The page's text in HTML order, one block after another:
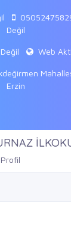
Değil
Web
Erzin